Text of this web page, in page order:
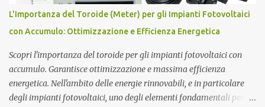
Magnetico . L'Atomo Magnetico Gli atomi magnetici sono costituiti
da triplette neutre di quark (+1,-1,0). Secondo questo modello di
atomo magnetico quindi non ci sono protoni e neutroni nel nucleo
atomico...
L'Importanza del Toroide (Meter) per gli Impianti Fotovoltaici
con Accumulo: Ottimizzazione e Efficienza Energetica
Scopri l'importanza del toroide per gli impianti fotovoltaici con
accumulo. Garantisce ottimizzazione e massima efficienza
energetica. Nell'ambito delle energie rinnovabili, e in particolare
degli impianti fotovoltaici, uno degli elementi fondamentali per